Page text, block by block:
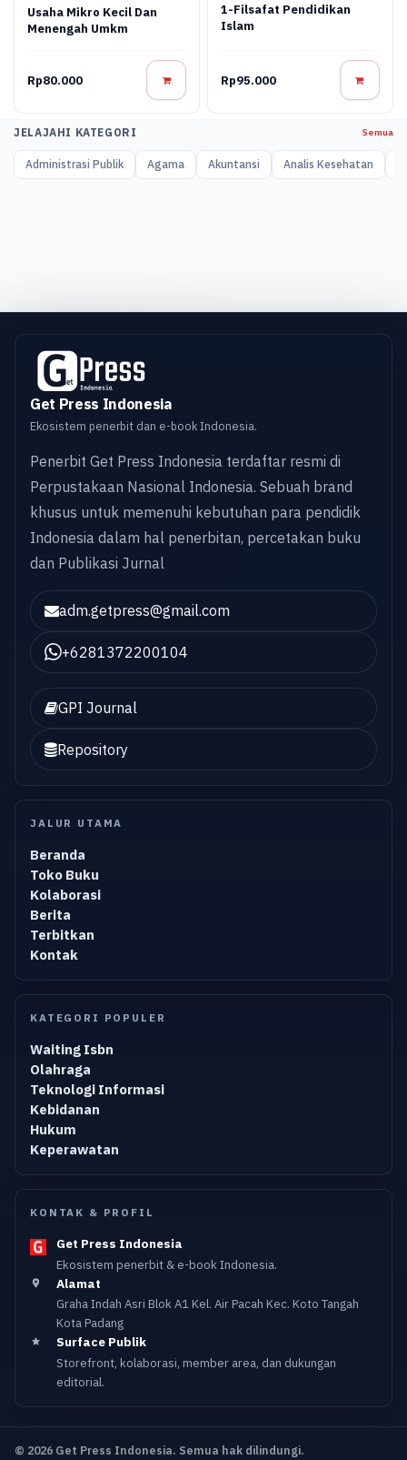
Usaha Mikro Kecil Dan
Menengah Umkm
Rp80.000
1-Filsafat Pendidikan
Islam
Rp95.000
JELAJAHI KATEGORI Semua
Administrasi Publik Agama Akuntansi Analis Kesehatan
Get Press Indonesia
Ekosistem penerbit dan e-book Indonesia.
Penerbit Get Press Indonesia terdaftar resmi di
Perpustakaan Nasional Indonesia. Sebuah brand
khusus untuk memenuhi kebutuhan para pendidik
Indonesia dalam hal penerbitan, percetakan buku
dan Publikasi Jurnal
adm.getpress@gmail.com
+6281372200104
GPI Journal
Repository
JALUR UTAMA
Beranda
Toko Buku
Kolaborasi
Berita
Terbitkan
Kontak
KATEGORI POPULER
Waiting Isbn
Olahraga
Teknologi Informasi
Kebidanan
Hukum
Keperawatan
KONTAK & PROFIL
Get Press Indonesia
Ekosistem penerbit & e-book Indonesia.
Alamat
Graha Indah Asri Blok A1 Kel. Air Pacah Kec. Koto Tangah
Kota Padang
Surface Publik
Storefront, kolaborasi, member area, dan dukungan
editorial.
© 2026 Get Press Indonesia. Semua hak dilindungi.